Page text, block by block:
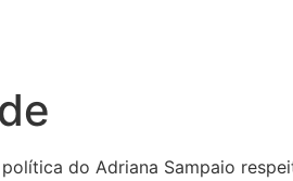
do Adriana Sampaio